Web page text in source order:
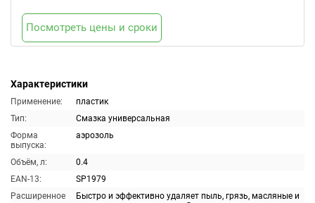
Характеристики
Применение:
пластик
Тип:
Смазка универсальная
Форма
выпуска:
аэрозоль
Объём, л:
0.4
EAN-13:
SP1979
Расширенное
Быстро и эффективно удаляет пыль, грязь, масляные и
Посмотреть цены и сроки